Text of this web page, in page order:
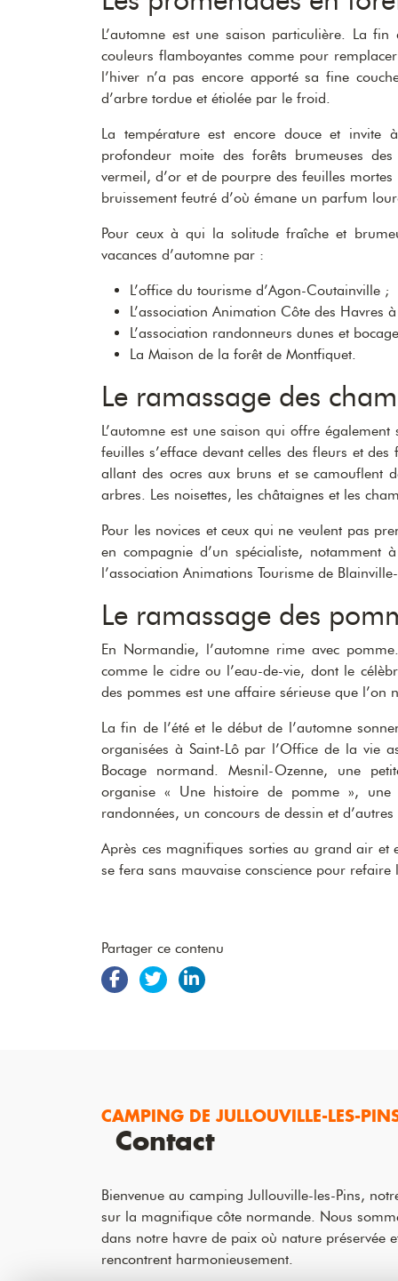
L’automne est une saison particulière. La
couleurs flamboyantes comme pour
l’hiver n’a pas encore apporté sa fine
d’arbre tordue et étiolée par le froid.
La température est encore douce et
profondeur moite des forêts brumeuses
vermeil, d’or et de pourpre des feuilles
bruissement feutré d’où émane un parfum
Pour ceux à qui la solitude fraîche et
vacances d’automne par :
L’office du tourisme d’Agon-Coutainville ;
L’association Animation Côte des Havres
L’association randonneurs dunes et
La Maison de la forêt de Montfiquet.
Le ramassage des
L’automne est une saison qui offre
feuilles s’efface devant celles des fleurs et
allant des ocres aux bruns et se camouflent
arbres. Les noisettes, les châtaignes et les
Pour les novices et ceux qui ne veulent pas
en compagnie d’un spécialiste, notamment
l’association Animations Tourisme de
Le ramassage des
En Normandie, l’automne rime avec
comme le cidre ou l’eau-de-vie, dont le
des pommes est une affaire sérieuse que
La fin de l’été et le début de l’automne
organisées à Saint-Lô par l’Office de la vie
Bocage normand. Mesnil-Ozenne, une
organise « Une histoire de pomme »,
randonnées, un concours de dessin et
Après ces magnifiques sorties au grand air et
se fera sans mauvaise conscience pour
Partager ce contenu
CAMPING DE JULLOUVILLE-LES-
Contact
Bienvenue au camping Jullouville-les-Pins,
sur la magnifique côte normande. Nous
dans notre havre de paix où nature préservée
rencontrent harmonieusement.